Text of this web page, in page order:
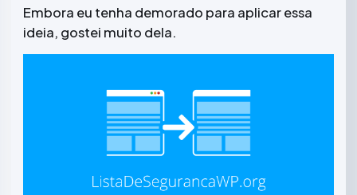
Embora eu tenha demorado para aplicar essa
ideia, gostei muito dela.